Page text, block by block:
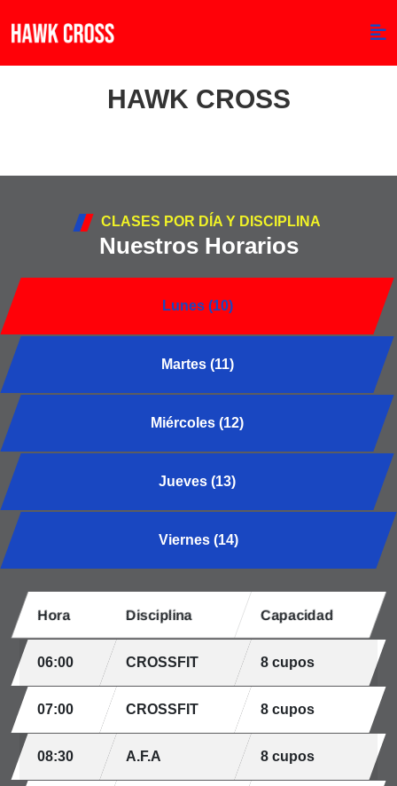
HAWK CROSS
CLASES POR DÍA Y DISCIPLINA
Nuestros Horarios
Lunes (10)
Martes (11)
Miércoles (12)
Jueves (13)
Viernes (14)
Hora Disciplina Capacidad
06:00 CROSSFIT 8 cupos
07:00 CROSSFIT 8 cupos
08:30 A.F.A 8 cupos